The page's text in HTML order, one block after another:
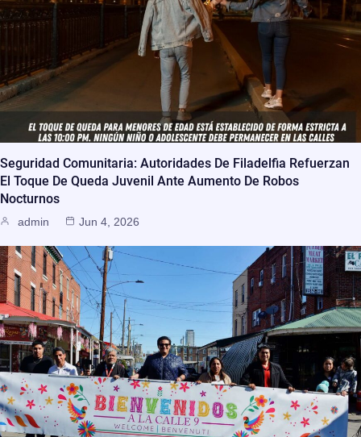
Seguridad Comunitaria: Autoridades De Filadelfia Refuerzan
El Toque De Queda Juvenil Ante Aumento De Robos
Nocturnos
admin Jun 4, 2026